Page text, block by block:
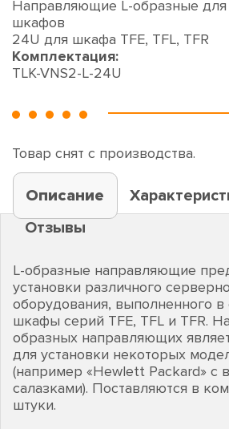
Направляющие L-образные
шкафов
24U для шкафа TFE, TFL, TFR
Комплектация:
TLK-VNS2-L-24U
Товар снят с производства.
Описание
Отзывы
L-образные направляющие
установки различного
оборудования, выполненного в
шкафы серий TFE, TFL и TFR.
образных направляющих
для установки некоторых
(например «Hewlett Packard»
салазками). Поставляются в
штуки.